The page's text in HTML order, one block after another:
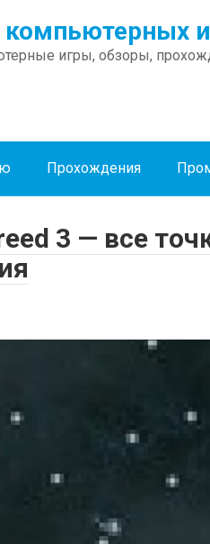
игры, обзоры,
Прохождения
3 — все